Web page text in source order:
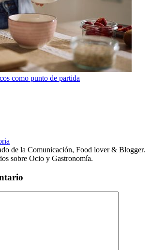
como punto de partida
de la Comunicación, Food lover & Blogger.
sobre Ocio y Gastronomía.